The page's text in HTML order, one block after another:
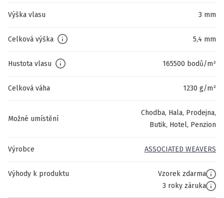
Výška vlasu 3 mm
Celková výška 5,4 mm
Hustota vlasu 165500 bodů/m²
Celková váha 1230 g/m²
Možné umístění
Chodba, Hala, Prodejna,
Butik, Hotel, Penzion
Výrobce ASSOCIATED WEAVERS
Výhody k produktu
Vzorek zdarma
3 roky záruka